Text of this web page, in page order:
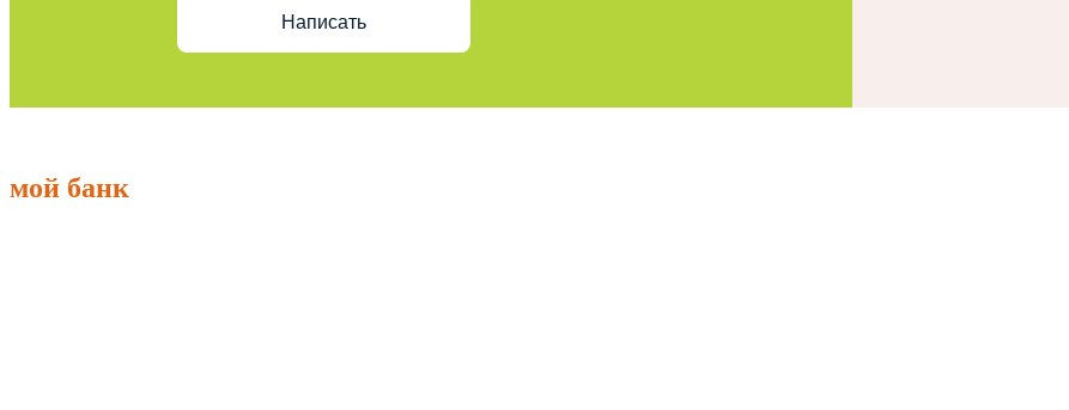
Написать
мой банк